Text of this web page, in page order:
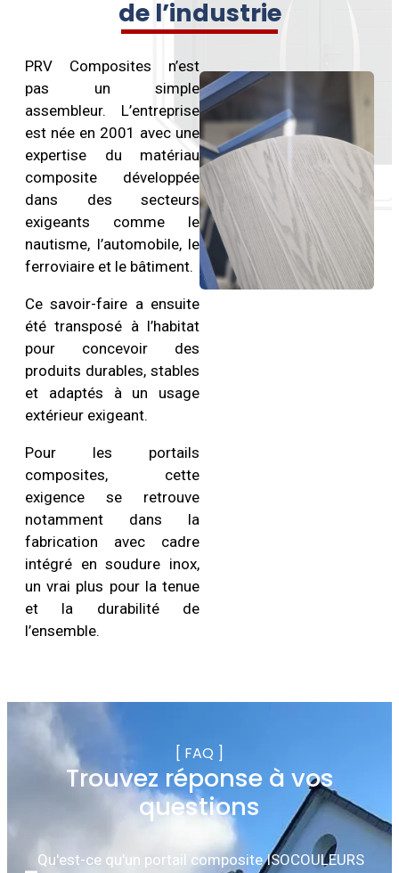
de l’industrie
PRV Composites n’est
pas un simple
assembleur. L’entreprise
est née en 2001 avec une
expertise du matériau
composite développée
dans des secteurs
exigeants comme le
nautisme, l’automobile, le
ferroviaire et le bâtiment.
Ce savoir-faire a ensuite
été transposé à l’habitat
pour concevoir des
produits durables, stables
et adaptés à un usage
extérieur exigeant.
Pour les portails
composites, cette
exigence se retrouve
notamment dans la
fabrication avec cadre
intégré en soudure inox,
un vrai plus pour la tenue
et la durabilité de
l’ensemble.
[ FAQ ]
Trouvez réponse à vos
questions
Qu'est-ce qu'un portail composite ISOCOULEURS